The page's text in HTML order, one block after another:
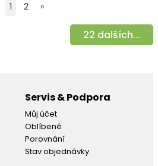
1 2 »
22 dalších...
Servis & Podpora
Můj účet
Oblíbené
Porovnání
Stav objednávky